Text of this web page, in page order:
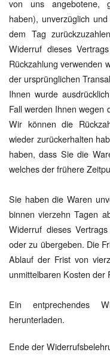
von uns angebotene,
haben), unverzüglich
dem Tag
Widerruf dieses
Rückzahlung verwenden
der ursprünglichen
Ihnen wurde
Fall werden Ihnen wegen
Wir können die
wieder zurückerhalten
haben, dass Sie die
welches der frühere
Sie haben die Waren
binnen vierzehn Tagen
Widerruf dieses
oder zu übergeben. Die
Ablauf der Frist von
unmittelbaren Kosten der
Ein entprechendes
herunterladen.
Ende der